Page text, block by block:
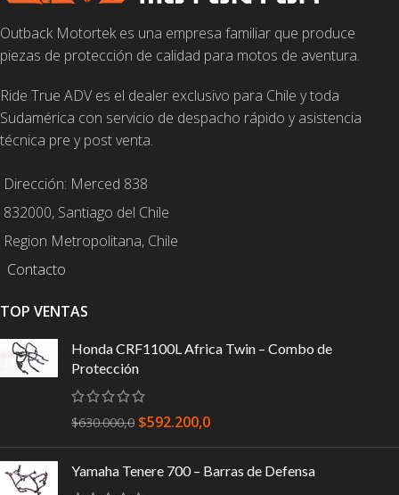
Outback Motortek es una empresa familiar que produce
piezas de protección de calidad para motos de aventura.
Ride True ADV es el dealer exclusivo para Chile y toda
Sudamérica con servicio de despacho rápido y asistencia
técnica pre y post venta.
Dirección: Merced 838
832000, Santiago del Chile
Region Metropolitana, Chile
Contacto
TOP VENTAS
Honda CRF1100L Africa Twin – Combo de
Protección
$630.000,0 $592.200,0
Yamaha Tenere 700 – Barras de Defensa